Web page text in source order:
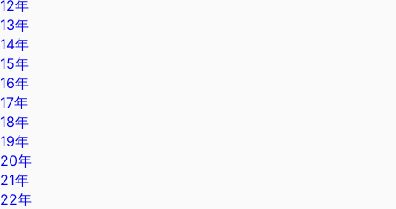
12年
13年
14年
15年
16年
17年
18年
19年
20年
21年
22年